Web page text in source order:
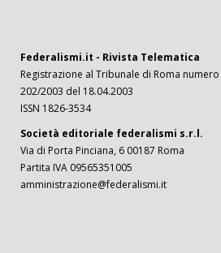
Federalismi.it - Rivista Telematica
Registrazione al Tribunale di Roma numero
202/2003 del 18.04.2003
ISSN 1826-3534
Società editoriale federalismi s.r.l.
Via di Porta Pinciana, 6 00187 Roma
Partita IVA 09565351005
amministrazione@federalismi.it